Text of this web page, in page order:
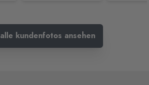
alle kundenfotos ansehen